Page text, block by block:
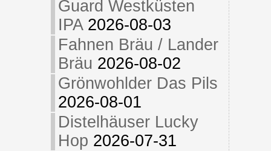
Guard Westküsten
IPA 2026-08-03
Fahnen Bräu / Lander
Bräu 2026-08-02
Grönwohlder Das Pils
2026-08-01
Distelhäuser Lucky
Hop 2026-07-31